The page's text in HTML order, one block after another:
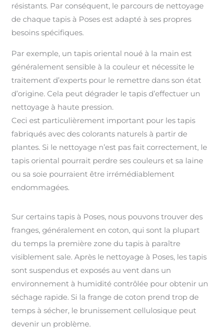
résistants. Par conséquent, le parcours de nettoyage
de chaque tapis à Poses est adapté à ses propres
besoins spécifiques.
Par exemple, un tapis oriental noué à la main est
généralement sensible à la couleur et nécessite le
traitement d’experts pour le remettre dans son état
d’origine. Cela peut dégrader le tapis d’effectuer un
nettoyage à haute pression.
Ceci est particulièrement important pour les tapis
fabriqués avec des colorants naturels à partir de
plantes. Si le nettoyage n’est pas fait correctement, le
tapis oriental pourrait perdre ses couleurs et sa laine
ou sa soie pourraient être irrémédiablement
endommagées.
Sur certains tapis à Poses, nous pouvons trouver des
franges, généralement en coton, qui sont la plupart
du temps la première zone du tapis à paraître
visiblement sale. Après le nettoyage à Poses, les tapis
sont suspendus et exposés au vent dans un
environnement à humidité contrôlée pour obtenir un
séchage rapide. Si la frange de coton prend trop de
temps à sécher, le brunissement cellulosique peut
devenir un problème.